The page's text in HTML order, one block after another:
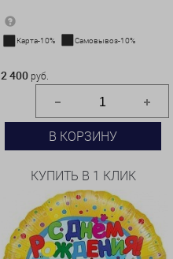
Карта-10% Самовывоз-10%
2 400 руб.
В КОРЗИНУ
КУПИТЬ В 1 КЛИК